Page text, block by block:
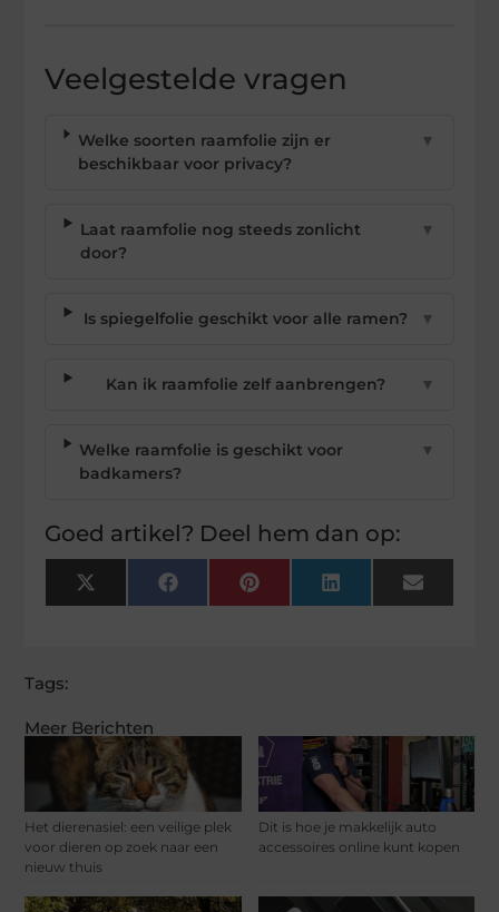
Meer Berichten
Het dierenasiel: een veilige plek
voor dieren op zoek naar een
nieuw thuis
Dit is hoe je makkelijk auto
accessoires online kunt kopen
Veelgestelde vragen
Welke soorten raamfolie zijn er
beschikbaar voor privacy?
▼
Laat raamfolie nog steeds zonlicht
door?
▼
Is spiegelfolie geschikt voor alle ramen? ▼
Kan ik raamfolie zelf aanbrengen? ▼
Welke raamfolie is geschikt voor
badkamers?
▼
Goed artikel? Deel hem dan op:
X
(Twitter)
FacebookPinterest LinkedIn Email
Tags: